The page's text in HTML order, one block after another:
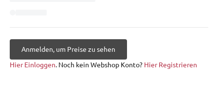
Anmelden, um Preise zu sehen
Hier Einloggen. Noch kein Webshop Konto? Hier Registrieren